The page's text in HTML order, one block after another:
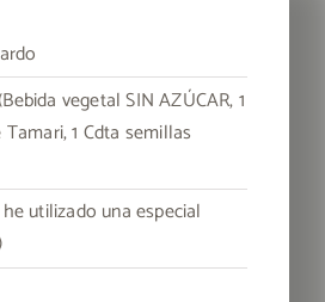
vegetal SIN AZÚCAR, 1
1 Cdta semillas
utilizado una especial